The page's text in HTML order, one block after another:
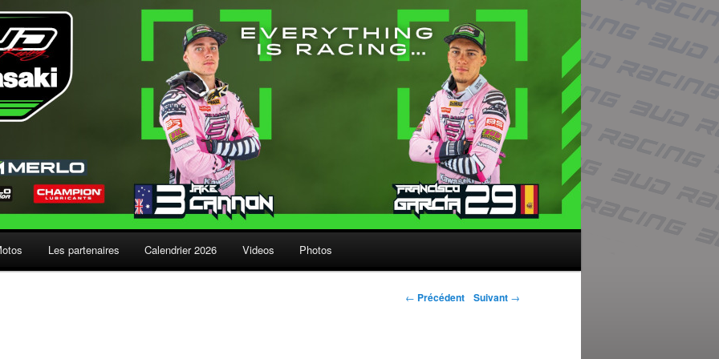
Les partenaires Calendrier 2026 Videos Photos
Navigation des
← Précédent Suivant →